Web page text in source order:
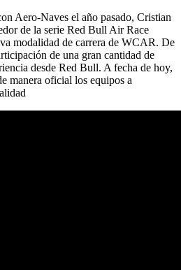
Aero-Naves el año pasado, Cristian
de la serie Red Bull Air Race
modalidad de carrera de WCAR. De
de una gran cantidad de
desde Red Bull. A fecha de hoy,
manera oficial los equipos a